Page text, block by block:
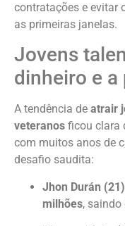
contratações e evitar
as primeiras janelas.
Jovens
dinheiro e
A tendência de atrair
veteranos ficou clara
com muitos anos de
desafio saudita:
Jhon Durán (21)
milhões, saindo